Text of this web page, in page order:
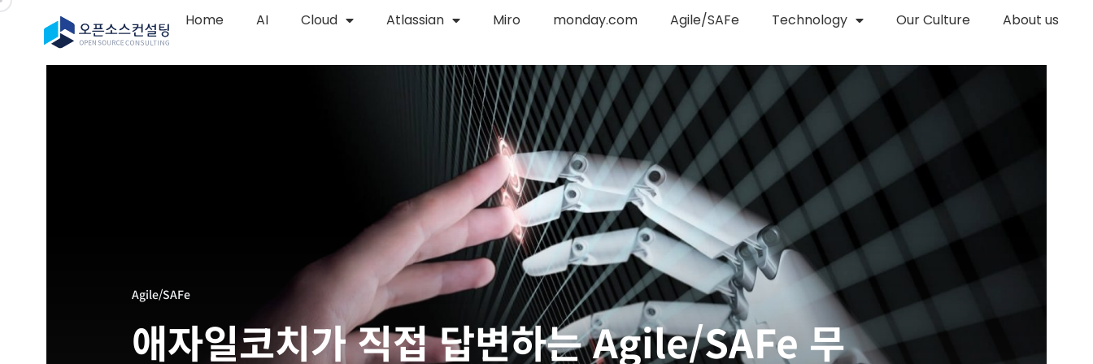
Home AI Cloud Atlassian Miro monday.com Agile/SAFe Technology Our Culture About us
Agile/SAFe
애자일코치가 직접 답변하는 Agile/SAFe 무